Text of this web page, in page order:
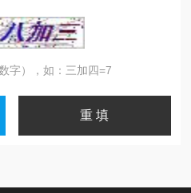
字），如：三加四=7